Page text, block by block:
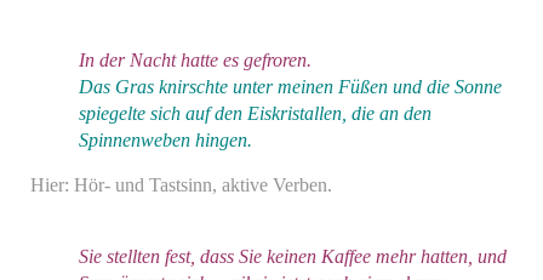
In der Nacht hatte es gefroren.
Das Gras knirschte unter meinen Füßen und die Sonne
spiegelte sich auf den Eiskristallen, die an den
Spinnenweben hingen.
Hier: Hör- und Tastsinn, aktive Verben.
Sie stellten fest, dass Sie keinen Kaffee mehr hatten, und